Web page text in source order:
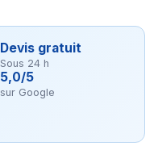
Devis gratuit
Sous 24 h
5,0/5
sur Google